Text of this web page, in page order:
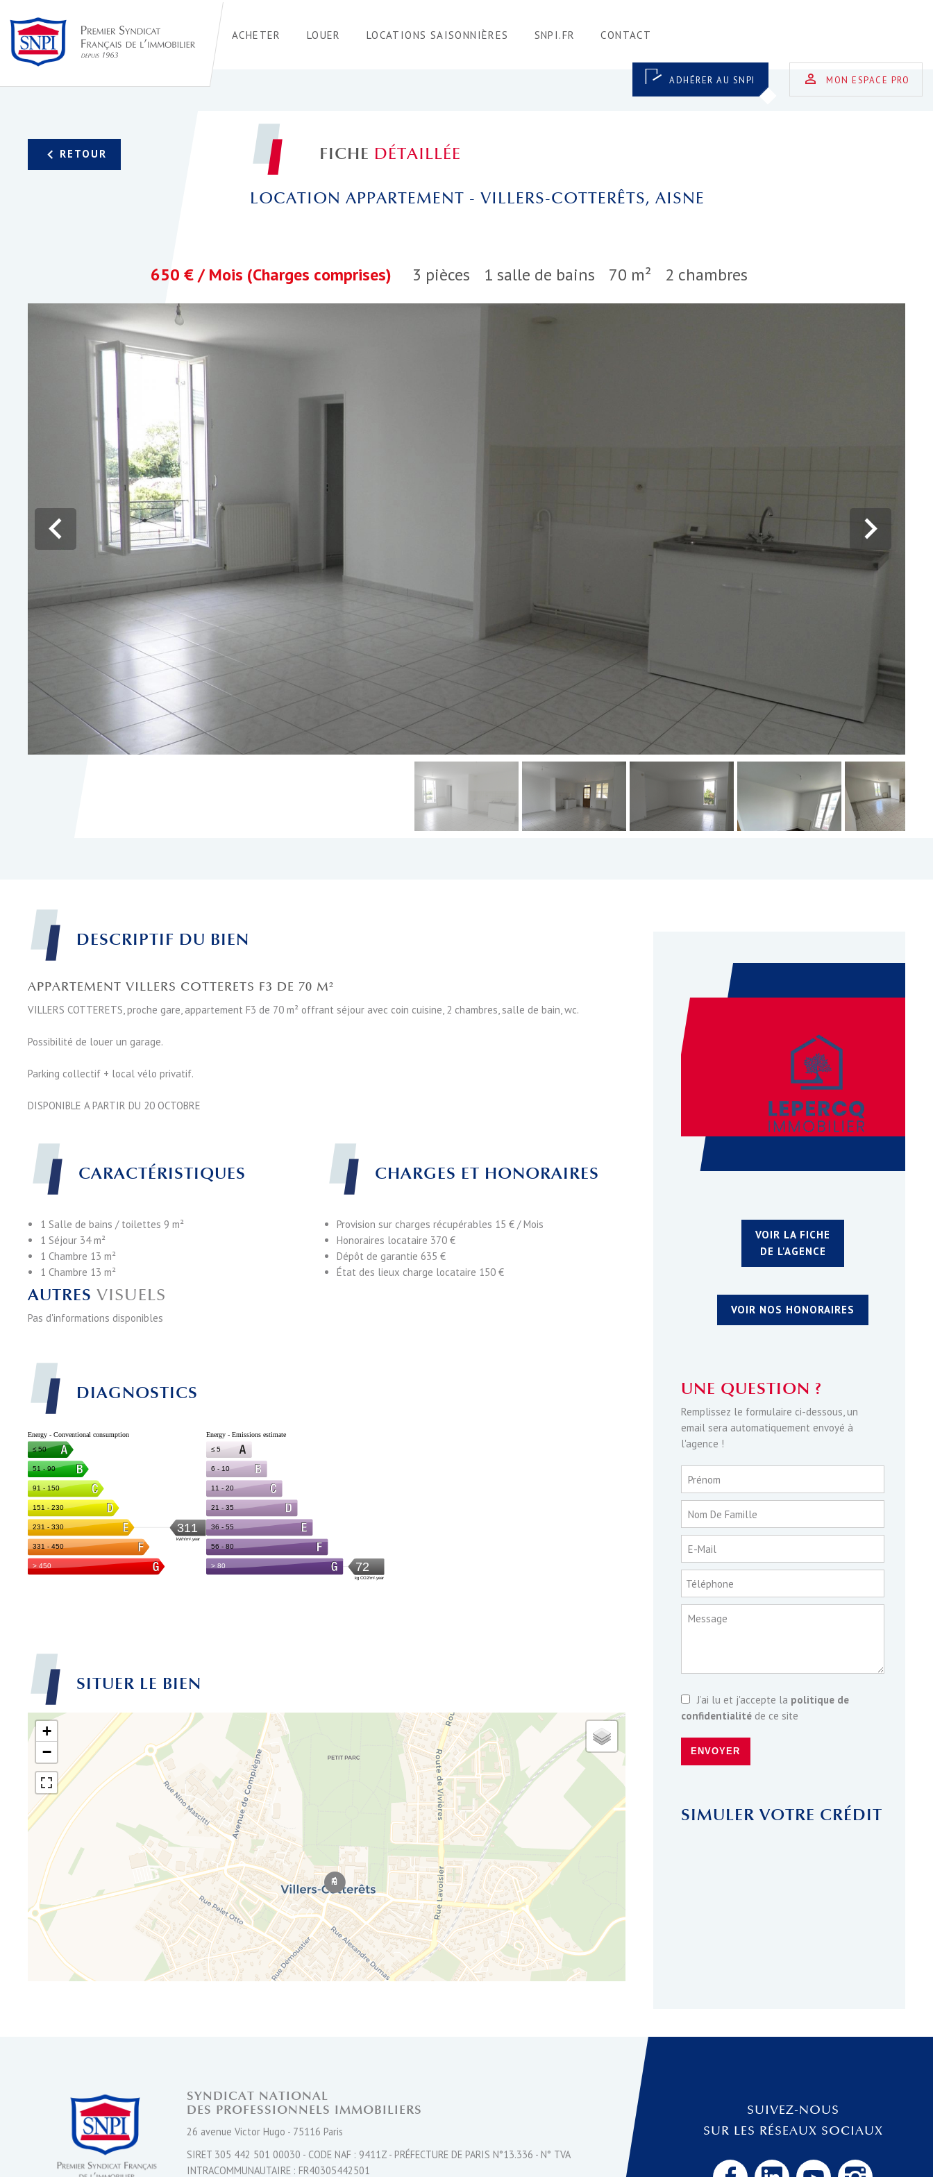
ACHETER LOUER LOCATIONS SAISONNIÈRES SNPI.FR CONTACT
ADHÉRER AU SNPI MON ESPACE PRO
FICHE DÉTAILLÉE
LOCATION APPARTEMENT - VILLERS-COTTERÊTS, AISNE
3 pièces 1 salle de bains 70 m² 2 chambres
650 € / Mois (Charges comprises)
DESCRIPTIF DU BIEN
APPARTEMENT VILLERS COTTERETS F3 DE 70 M²
VILLERS COTTERETS, proche gare, appartement F3 de 70 m² offrant séjour avec coin cuisine, 2 chambres, salle de bain, wc.
Possibilité de louer un garage.
Parking collectif + local vélo privatif.
DISPONIBLE A PARTIR DU 20 OCTOBRE
CARACTÉRISTIQUES
1 Salle de bains / toilettes 9 m²
1 Séjour 34 m²
1 Chambre 13 m²
1 Chambre 13 m²
CHARGES ET HONORAIRES
Provision sur charges récupérables 15 € / Mois
Honoraires locataire 370 €
Dépôt de garantie 635 €
État des lieux charge locataire 150 €
AUTRES VISUELS
Pas d'informations disponibles
DIAGNOSTICS
SITUER LE BIEN
+
−
VOIR LA FICHE
DE L'AGENCE
VOIR NOS HONORAIRES
UNE QUESTION ?
Remplissez le formulaire ci-dessous, un
email sera automatiquement envoyé à
l'agence !
Prénom
Nom De Famille
E-Mail
Téléphone
Message
J’ai lu et j'accepte la politique de
confidentialitéde ce site
ENVOYER
SIMULER VOTRE CRÉDIT
SYNDICAT NATIONAL
DES PROFESSIONNELS IMMOBILIERS
26 avenue Victor Hugo - 75116 Paris
SIRET 305 442 501 00030 - CODE NAF : 9411Z - PRÉFECTURE DE PARIS N°13.336 - N° TVA
INTRACOMMUNAUTAIRE : FR40305442501
SUIVEZ-NOUS
SUR LES RÉSEAUX SOCIAUX